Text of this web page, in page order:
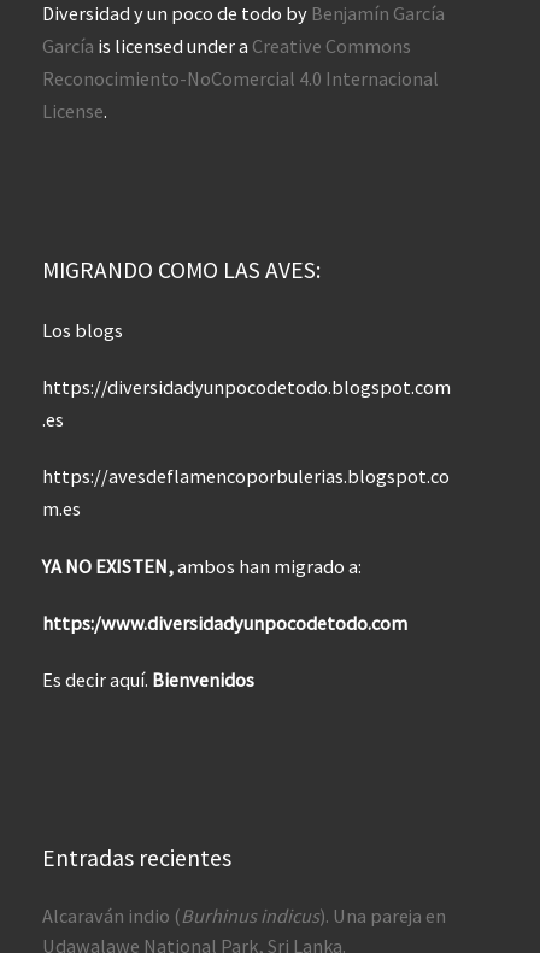
Diversidad y un poco de todo by Benjamín García
García is licensed under a Creative Commons
Reconocimiento-NoComercial 4.0 Internacional
License.
MIGRANDO COMO LAS AVES:
Los blogs
https://diversidadyunpocodetodo.blogspot.com
.es
https://avesdeflamencoporbulerias.blogspot.co
m.es
YA NO EXISTEN,ambos han migrado a:
https:/www.diversidadyunpocodetodo.com
Es decir aquí. Bienvenidos
Entradas recientes
Alcaraván indio (Burhinus indicus). Una pareja en
Udawalawe National Park, Sri Lanka.